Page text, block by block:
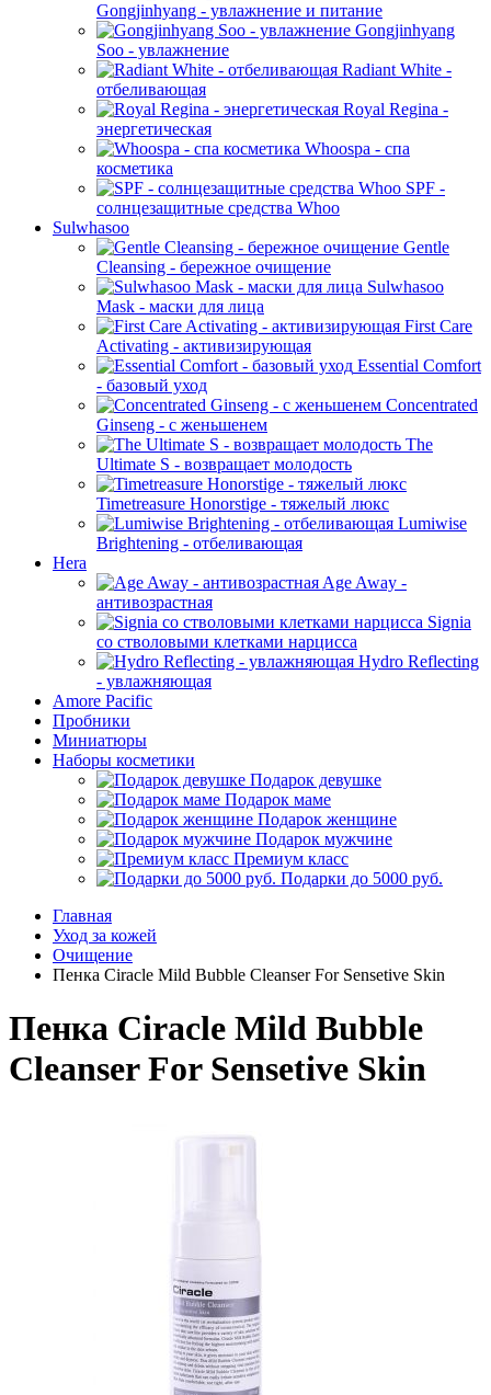
Gongjinhyang - увлажнение и питание
Gongjinhyang
Soo - увлажнение
Radiant White -
отбеливающая
Royal Regina -
энергетическая
Whoospa - спа
косметика
SPF -
солнцезащитные средства Whoo
Sulwhasoo
Gentle
Cleansing - бережное очищение
Sulwhasoo
Mask - маски для лица
First Care
Activating - активизирующая
Essential Comfort
- базовый уход
Concentrated
Ginseng - с женьшенем
The
Ultimate S - возвращает молодость
Timetreasure Honorstige - тяжелый люкс
Lumiwise
Brightening - отбеливающая
Hera
Age Away -
антивозрастная
Signia
со стволовыми клетками нарцисса
Hydro Reflecting
- увлажняющая
Amore Pacific
Пробники
Миниатюры
Наборы косметики
Подарок девушке
Подарок маме
Подарок женщине
Подарок мужчине
Премиум класс
Подарки до 5000 руб.
Главная
Уход за кожей
Очищение
Пенка Ciracle Mild Bubble Cleanser For Sensetive Skin
Пенка Ciracle Mild Bubble
Cleanser For Sensetive Skin